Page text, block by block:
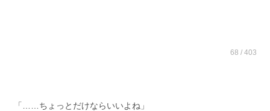
68 / 403
「……ちょっとだけならいいよね」